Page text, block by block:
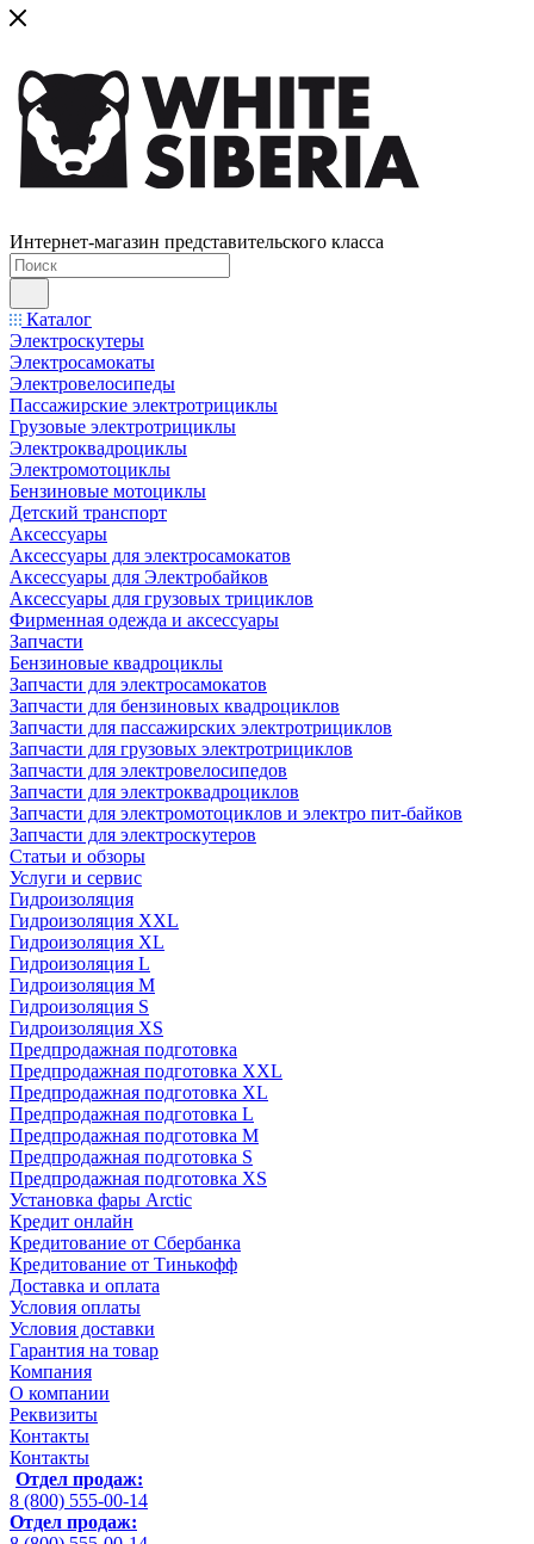
Интернет-магазин представительского класса
Каталог
Электроскутеры
Электросамокаты
Электровелосипеды
Пассажирские электротрициклы
Грузовые электротрициклы
Электроквадроциклы
Электромотоциклы
Бензиновые мотоциклы
Детский транспорт
Аксессуары
Аксессуары для электросамокатов
Аксессуары для Электробайков
Аксессуары для грузовых трициклов
Фирменная одежда и аксессуары
Запчасти
Бензиновые квадроциклы
Запчасти для электросамокатов
Запчасти для бензиновых квадроциклов
Запчасти для пассажирских электротрициклов
Запчасти для грузовых электротрициклов
Запчасти для электровелосипедов
Запчасти для электроквадроциклов
Запчасти для электромотоциклов и электро пит-байков
Запчасти для электроскутеров
Статьи и обзоры
Услуги и сервис
Гидроизоляция
Гидроизоляция XXL
Гидроизоляция XL
Гидроизоляция L
Гидроизоляция M
Гидроизоляция S
Гидроизоляция XS
Предпродажная подготовка
Предпродажная подготовка XXL
Предпродажная подготовка XL
Предпродажная подготовка L
Предпродажная подготовка M
Предпродажная подготовка S
Предпродажная подготовка XS
Установка фары Arctic
Кредит онлайн
Кредитование от Сбербанка
Кредитование от Тинькофф
Доставка и оплата
Условия оплаты
Условия доставки
Гарантия на товар
Компания
О компании
Реквизиты
Контакты
Контакты
Отдел продаж:
8 (800) 555-00-14
Отдел продаж: